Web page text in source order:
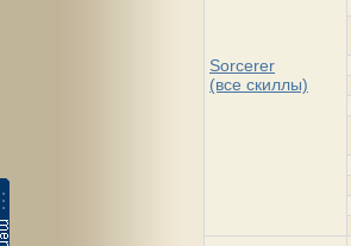
Sorcerer
(все скиллы)